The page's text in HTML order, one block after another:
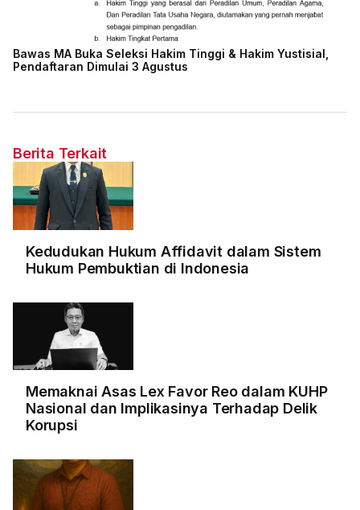
Bawas MA Buka Seleksi Hakim Tinggi & Hakim Yustisial,
Pendaftaran Dimulai 3 Agustus
Berita Terkait
Kedudukan Hukum Affidavit dalam Sistem
Hukum Pembuktian di Indonesia
Memaknai Asas Lex Favor Reo dalam KUHP
Nasional dan Implikasinya Terhadap Delik
Korupsi